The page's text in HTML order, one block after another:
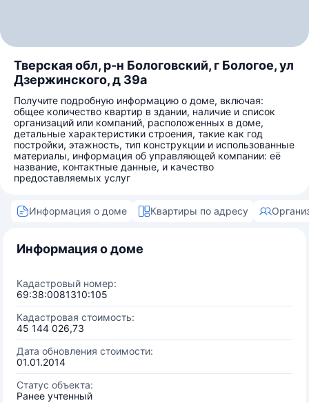
Тверская обл, р-н Бологовский, г Бологое, ул
Дзержинского, д 39а
Получите подробную информацию о доме, включая:
общее количество квартир в здании, наличие и список
организаций или компаний, расположенных в доме,
детальные характеристики строения, такие как год
постройки, этажность, тип конструкции и использованные
материалы, информация об управляющей компании: её
название, контактные данные, и качество
предоставляемых услуг
Информация о доме Квартиры по адресу
Информация о доме
Кадастровый номер:
69:38:0081310:105
Кадастровая стоимость:
45 144 026,73
Дата обновления стоимости:
01.01.2014
Статус объекта:
Ранее учтенный